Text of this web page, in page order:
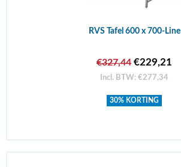
RVS Tafel 600 x 700-Line
€327,44 €229,21
Incl. BTW: €277,34
30% KORTING